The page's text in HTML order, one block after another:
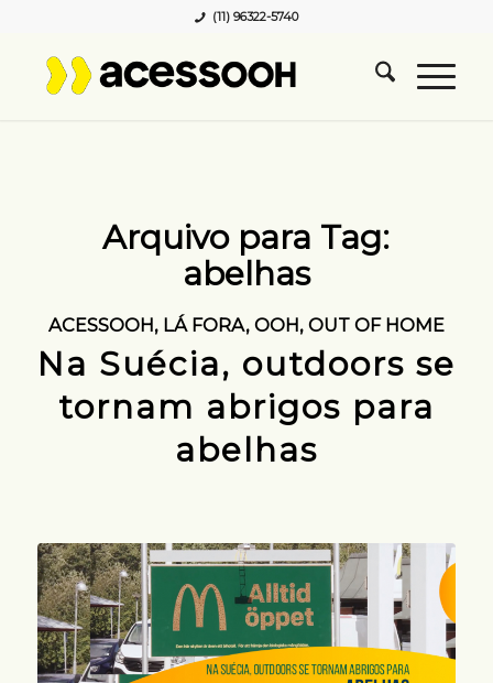
(11) 96322-5740
Arquivo para Tag:
abelhas
ACESSOOH, LÁ FORA, OOH, OUT OF HOME
Na Suécia, outdoors se
tornam abrigos para
abelhas